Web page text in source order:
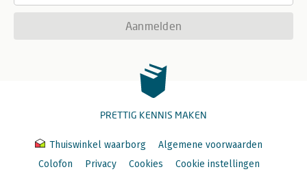
Aanmelden
PRETTIG KENNIS MAKEN
Thuiswinkel waarborg
Algemene voorwaarden
Colofon
Privacy Cookies
Cookie instellingen